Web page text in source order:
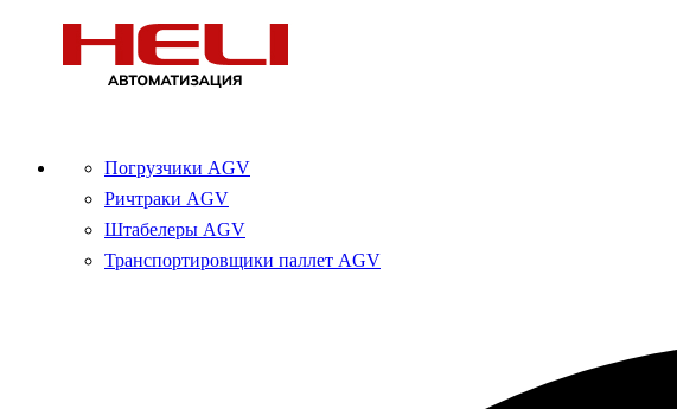
Погрузчики AGV
Ричтраки AGV
Штабелеры AGV
Транспортировщики паллет AGV